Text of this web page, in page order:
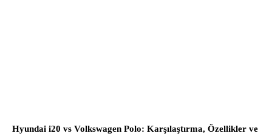
Hyundai i20 vs Volkswagen Polo: Karşılaştırma, Özellikler ve